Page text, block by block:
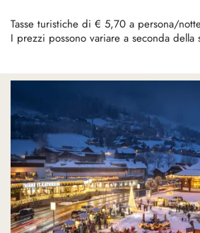
Tasse turistiche di € 5,70 a persona/
I prezzi possono variare a seconda della